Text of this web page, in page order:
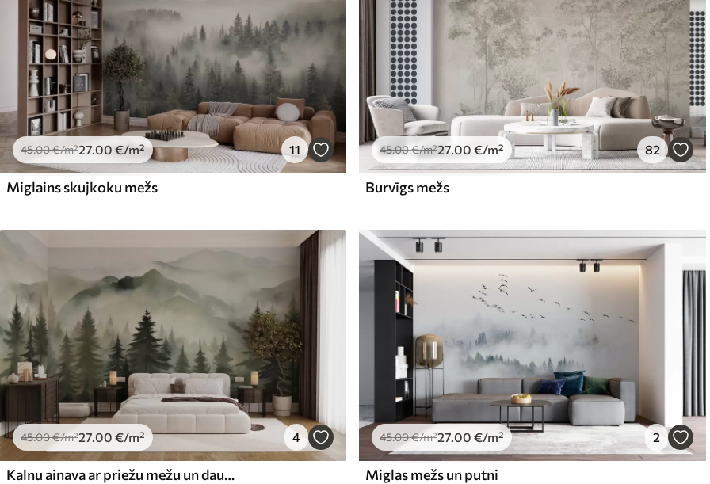
45.00€/m²27.00 €/m² 11
Miglains skujkoku mežs
45.00€/m²27.00 €/m² 82
Burvīgs mežs
45.00€/m²27 .00 €/m² 4
Kalnu ainava ar priežu mežu un daudzslāņainiem kalniem rītausmā ar vieglu miglu akvareļu imitācijas māksla
45.00€/m²27 .00 €/m² 2
Miglas mežs un putni